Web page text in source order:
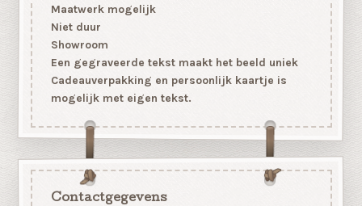
Maatwerk mogelijk
Niet duur
Showroom
Een gegraveerde tekst maakt het beeld uniek
Cadeauverpakking en persoonlijk kaartje is
mogelijk met eigen tekst.
Contactgegevens